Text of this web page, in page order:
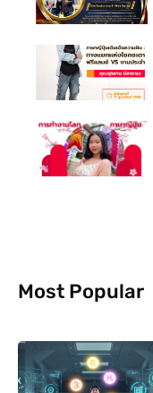
Most Popular